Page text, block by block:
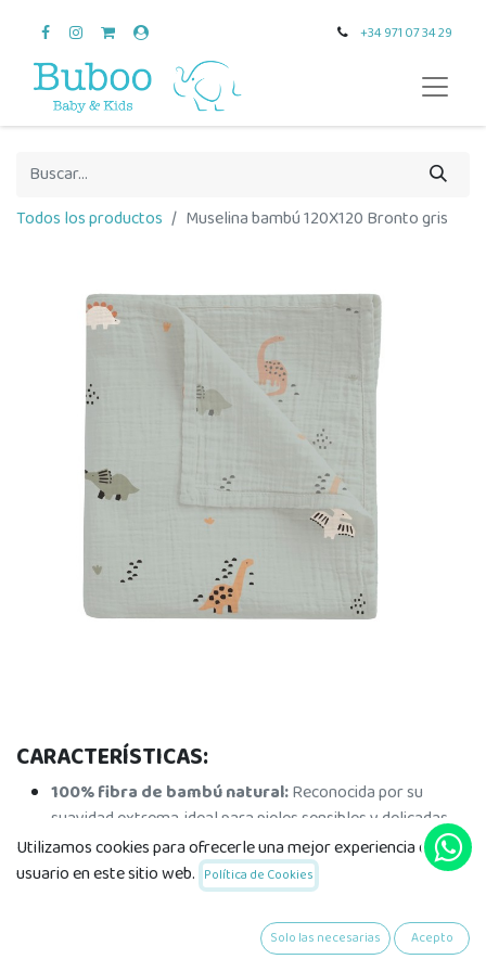
+34 971 07 34 29
Todos los productos Muselina bambú 120X120 Bronto gris
CARACTERÍSTICAS:
100% fibra de bambú natural:Reconocida por su
suavidad extrema, ideal para pieles sensibles y delicadas.
Propiedades antibacterianas y hipoalergénicas:El
bambú es naturalmente resistente a los ácaros y bacterias,
lo que lo convierte en un material seguro para el bebé.
Utilizamos cookies para ofrecerle una mejor experiencia de
usuario en este sitio web. Política de Cookies
Solo las necesarias Acepto